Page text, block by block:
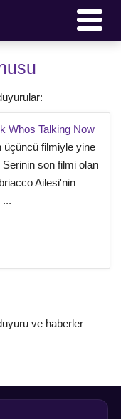
Whos Talking Now
üçüncü filmiyle yine
Serinin son filmi olan
Ailesi'nin
...
ve haberler